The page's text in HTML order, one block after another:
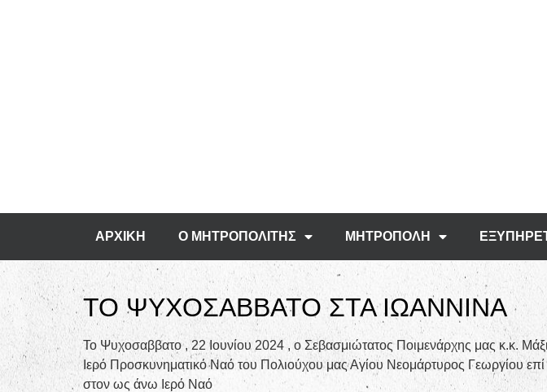
ΑΡΧΙΚΗ Ο ΜΗΤΡΟΠΟΛΙΤΗΣ ΜΗΤΡΟΠΟΛΗ
ΤΟ ΨΥΧΟΣΑΒΒΑΤΟ ΣΤΑ ΙΩΑΝΝΙΝΑ
Το Ψυχοσαββατο , 22 Ιουνίου 2024 , ο Σεβασμιώτατος Ποιμενάρχης μας κ.κ.
Ιερό Προσκυνηματικό Ναό του Πολιούχου μας Αγίου Νεομάρτυρος Γεωργίου
στον ως άνω Ιερό Ναό